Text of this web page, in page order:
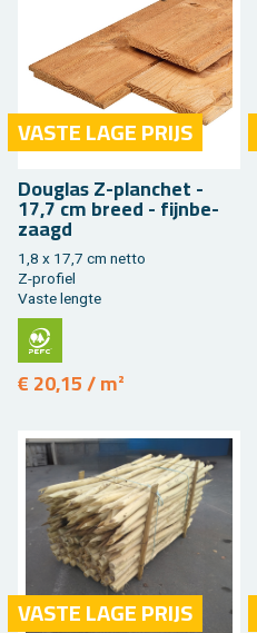
VASTE LAGE PRIJS
Dou­g­las Z-plan­chet -
17,7 cm breed - fijn­be­
zaagd
1,8 x 17,7 cm netto
Z-pro­fiel
Vaste leng­te
€ 20,15 / m²
VASTE LAGE PRIJS